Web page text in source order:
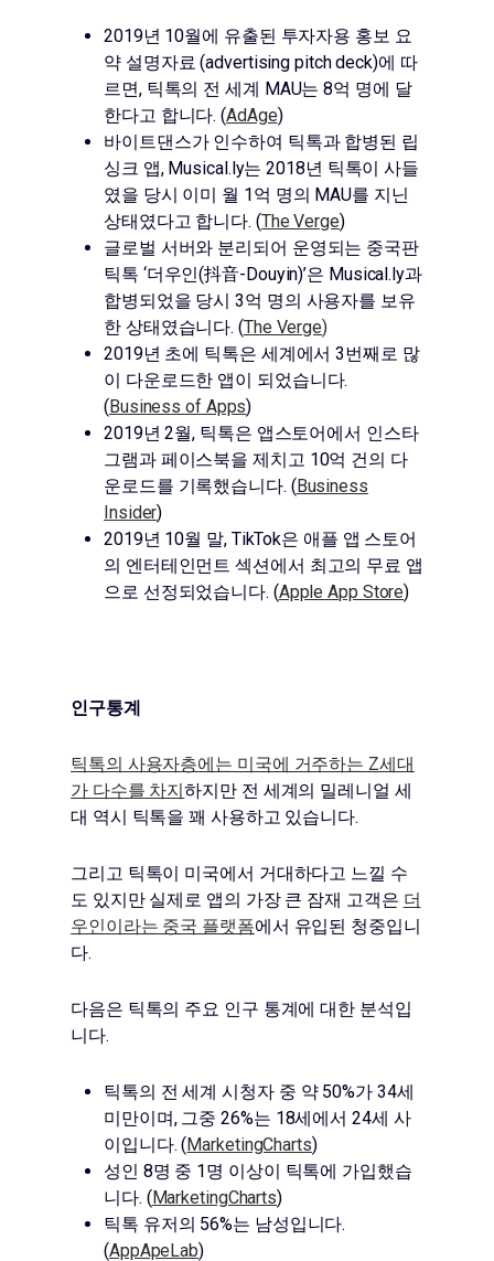
2019년 10월에 유출된 투자자용 홍보 요
약 설명자료 (advertising pitch deck)에 따
르면, 틱톡의 전 세계 MAU는 8억 명에 달
한다고 합니다. (AdAge)
바이트댄스가 인수하여 틱톡과 합병된 립
싱크 앱, Musical.ly는 2018년 틱톡이 사들
였을 당시 이미 월 1억 명의 MAU를 지닌
상태였다고 합니다. (The Verge)
글로벌 서버와 분리되어 운영되는 중국판
틱톡 ‘더우인(抖音-Douyin)’은 Musical.ly과
합병되었을 당시 3억 명의 사용자를 보유
한 상태였습니다. (The Verge)
2019년 초에 틱톡은 세계에서 3번째로 많
이 다운로드한 앱이 되었습니다.
(Business of Apps)
2019년 2월, 틱톡은 앱스토어에서 인스타
그램과 페이스북을 제치고 10억 건의 다
운로드를 기록했습니다. (Business
Insider)
2019년 10월 말, TikTok은 애플 앱 스토어
의 엔터테인먼트 섹션에서 최고의 무료 앱
으로 선정되었습니다. (Apple App Store)
인구통계
틱톡의 사용자층에는 미국에 거주하는 Z세대
가 다수를 차지하지만 전 세계의 밀레니얼 세
대 역시 틱톡을 꽤 사용하고 있습니다.
그리고 틱톡이 미국에서 거대하다고 느낄 수
도 있지만 실제로 앱의 가장 큰 잠재 고객은 더
우인이라는 중국 플랫폼에서 유입된 청중입니
다.
다음은 틱톡의 주요 인구 통계에 대한 분석입
니다.
틱톡의 전 세계 시청자 중 약 50%가 34세
미만이며, 그중 26%는 18세에서 24세 사
이입니다. (MarketingCharts)
성인 8명 중 1명 이상이 틱톡에 가입했습
니다. (MarketingCharts)
틱톡 유저의 56%는 남성입니다.
(AppApeLab)